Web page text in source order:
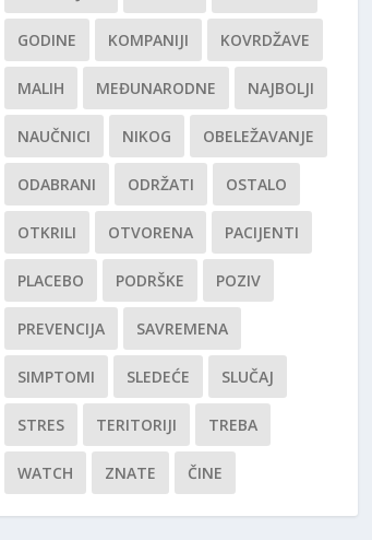
GODINE KOMPANIJI KOVRDŽAVE
MALIH MEĐUNARODNE NAJBOLJI
NAUČNICI NIKOG OBELEŽAVANJE
ODABRANI ODRŽATI OSTALO
OTKRILI OTVORENA PACIJENTI
PLACEBO PODRŠKE POZIV
PREVENCIJA SAVREMENA
SIMPTOMI SLEDEĆE SLUČAJ
STRES TERITORIJI TREBA
WATCH ZNATE ČINE